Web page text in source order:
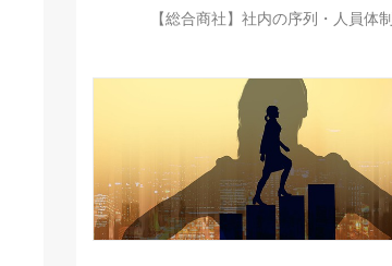
【総合商社】社内の序列・人員体制